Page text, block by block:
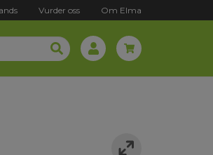
Vurder oss Om Elma